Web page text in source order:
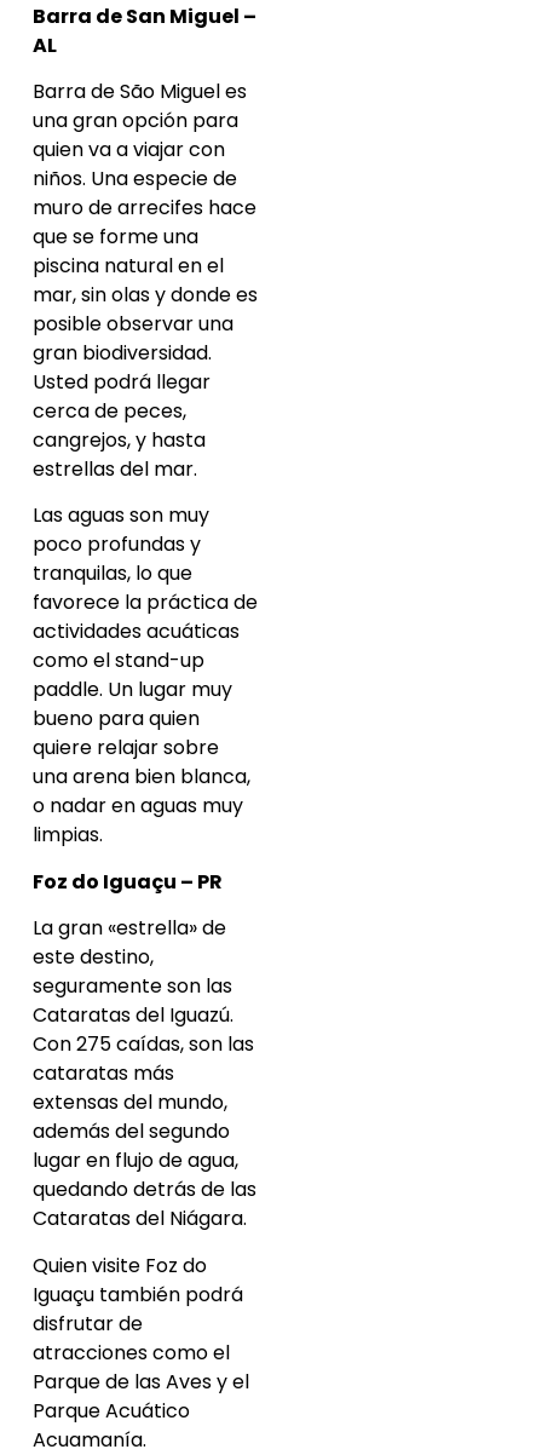
Barra de San Miguel –
AL
Barra de São Miguel es
una gran opción para
quien va a viajar con
niños. Una especie de
muro de arrecifes hace
que se forme una
piscina natural en el
mar, sin olas y donde es
posible observar una
gran biodiversidad.
Usted podrá llegar
cerca de peces,
cangrejos, y hasta
estrellas del mar.
Las aguas son muy
poco profundas y
tranquilas, lo que
favorece la práctica de
actividades acuáticas
como el stand-up
paddle. Un lugar muy
bueno para quien
quiere relajar sobre
una arena bien blanca,
o nadar en aguas muy
limpias.
Foz do Iguaçu – PR
La gran «estrella» de
este destino,
seguramente son las
Cataratas del Iguazú.
Con 275 caídas, son las
cataratas más
extensas del mundo,
además del segundo
lugar en flujo de agua,
quedando detrás de las
Cataratas del Niágara.
Quien visite Foz do
Iguaçu también podrá
disfrutar de
atracciones como el
Parque de las Aves y el
Parque Acuático
Acuamanía.